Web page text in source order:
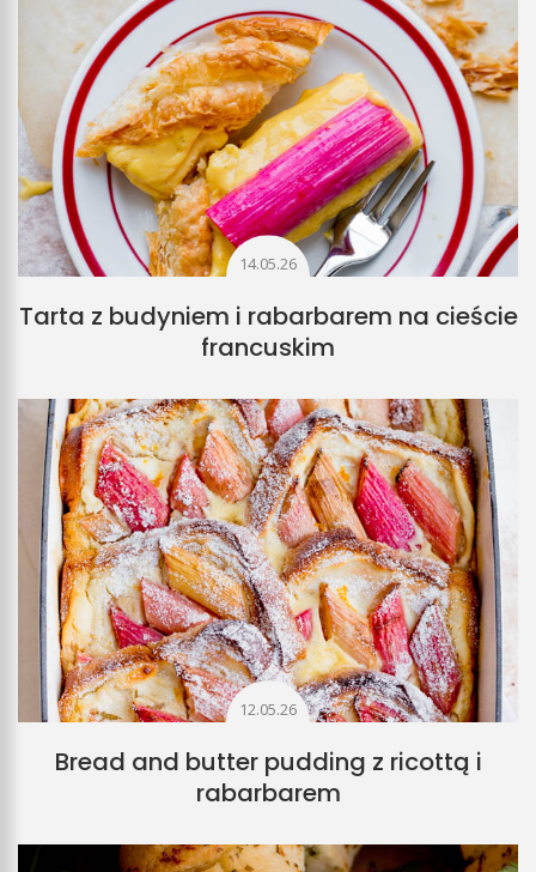
14.05.26
Tarta z budyniem i rabarbarem na cieście
francuskim
12.05.26
Bread and butter pudding z ricottą i
rabarbarem